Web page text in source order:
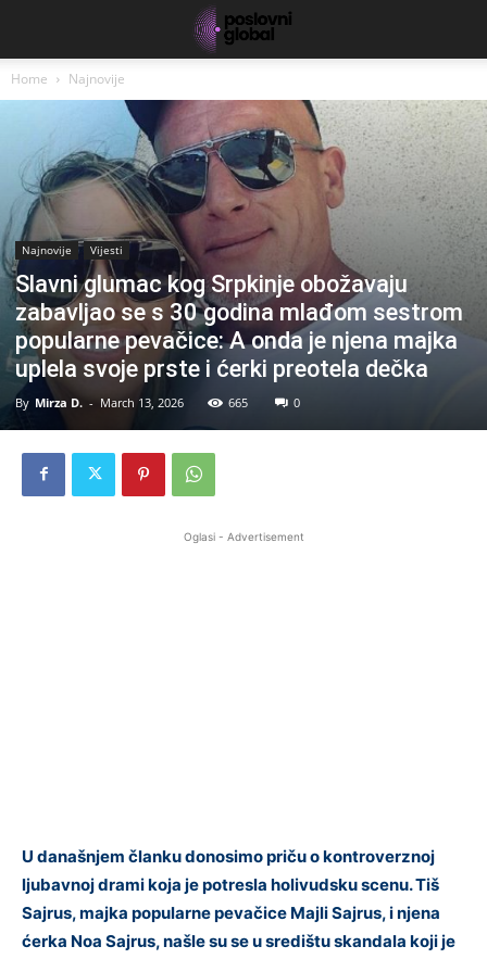
Home Najnovije
Najnovije Vijesti
Slavni glumac kog Srpkinje obožavaju
zabavljao se s 30 godina mlađom sestrom
popularne pevačice: A onda je njena majka
uplela svoje prste i ćerki preotela dečka
By Mirza D. - March 13, 2026 665 0
Oglasi - Advertisement
U današnjem članku donosimo priču o kontroverznoj
ljubavnoj drami koja je potresla holivudsku scenu. Tiš
Sajrus, majka popularne pevačice Majli Sajrus, i njena
ćerka Noa Sajrus, našle su se u središtu skandala koji je